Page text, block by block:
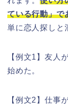
ている行動」で
単に恋人探しと
【例文1】友人
始めた。
【例文2】仕事